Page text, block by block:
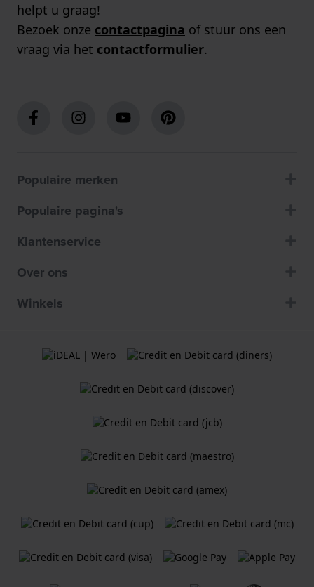
helpt u graag!
Bezoek onze contactpagina of stuur ons een
vraag via het contactformulier.
Populaire merken
Populaire pagina's
Klantenservice
Over ons
Winkels